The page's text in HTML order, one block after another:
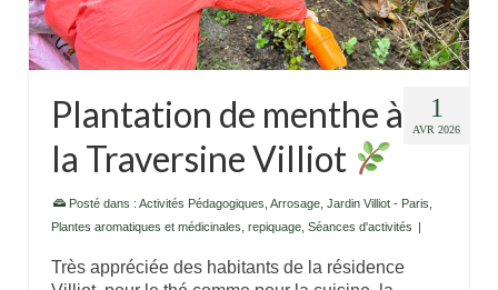
1
AVR 2026
Plantation de menthe à
la Traversine Villiot
Posté dans : Activités Pédagogiques Arrosage Jardin Villiot - Paris
Plantes aromatiques et médicinales repiquage Séances d'activités |
Très appréciée des habitants de la résidence